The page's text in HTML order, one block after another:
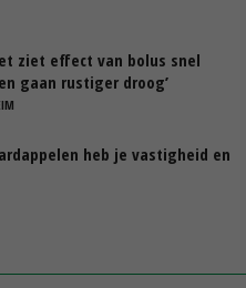
ziet effect van bolus snel
gaan rustiger droog’
heb je vastigheid en